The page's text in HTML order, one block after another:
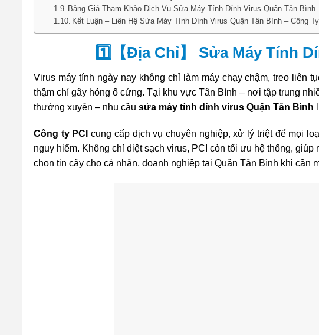
Bảng Giá Tham Khảo Dịch Vụ Sửa Máy Tính Dính Virus Quận Tân Bình
Kết Luận – Liên Hệ Sửa Máy Tính Dính Virus Quận Tân Bình – Công Ty
1️⃣【Địa Chỉ】 Sửa Máy Tính
Virus máy tính ngày nay không chỉ làm máy chạy chậm, treo liên
thậm chí gây hỏng ổ cứng. Tại khu vực Tân Bình – nơi tập trung
thường xuyên – nhu cầu sửa máy tính dính virus Quận Tân Bình
Công ty PCI cung cấp dịch vụ chuyên nghiệp, xử lý triệt để mọi
nguy hiểm. Không chỉ diệt sạch virus, PCI còn tối ưu hệ thống,
chọn tin cậy cho cá nhân, doanh nghiệp tại Quận Tân Bình khi cần